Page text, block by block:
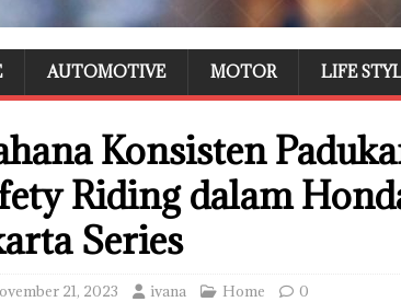
AUTOMOTIVE MOTOR LIFE
Konsisten
Riding dalam
Series
21, 2023 ivana Home 0